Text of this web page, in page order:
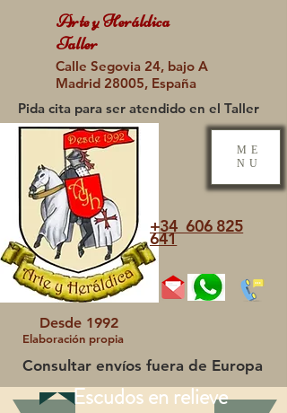
Arte y Heráldica
Taller
Calle Segovia 24, bajo A
Madrid 28005, España
Pida cita para ser atendido en el Taller
+34 606 825
641
ME
NU
Desde 1992
Elaboración propia
Consultar envíos fuera de Europa
Escudos en relieve